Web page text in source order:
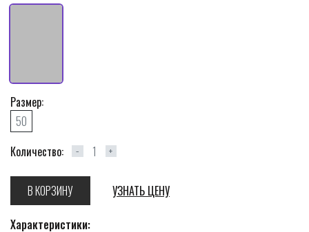
Размер:
50
Количество:
− +
В КОРЗИНУ УЗНАТЬ ЦЕНУ
Характеристики: